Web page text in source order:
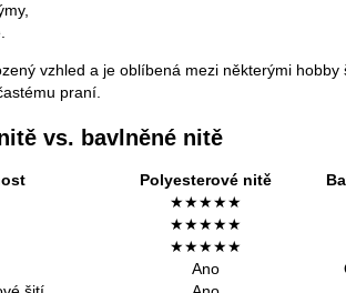
vzhled a je oblíbená mezi některými
praní.
vs. bavlněné nitě
Polyesterové nitě
★★★★★
★★★★★
★★★★★
Ano